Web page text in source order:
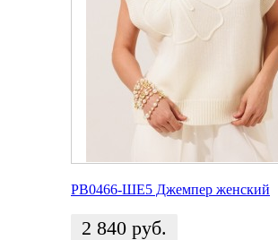
РВ0466-ШЕ5 Джемпер женский
2 840 руб.